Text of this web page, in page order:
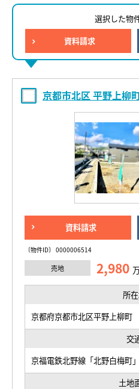
選択した物
資料請求
京都市北区 平野上柳
資料請求
〔物件ID〕 0000006514
売地 2,980
所
京都府京都市北区平野上柳町
交
京福電鉄北野線「北野白梅町
土地